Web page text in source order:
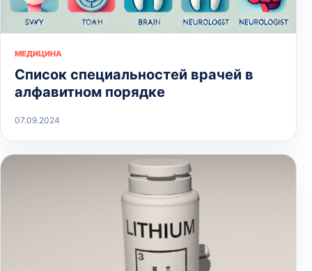
МЕДИЦИНА
Список специальностей врачей в
алфавитном порядке
07.09.2024